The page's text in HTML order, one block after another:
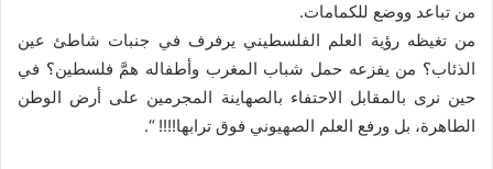
من تباعد ووضع للكمامات.
من تغيظه رؤية العلم الفلسطيني يرفرف في جنبات شاطئ عين
الذئاب؟ من يفزعه حمل شباب المغرب وأطفاله همَّ فلسطين؟ في
حين نرى بالمقابل الاحتفاء بالصهاينة المجرمين على أرض الوطن
الطاهرة، بل ورفع العلم الصهيوني فوق ترابها!!!! “.